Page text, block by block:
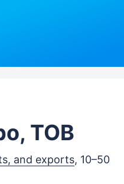
ТОВ
and exports, 10–50